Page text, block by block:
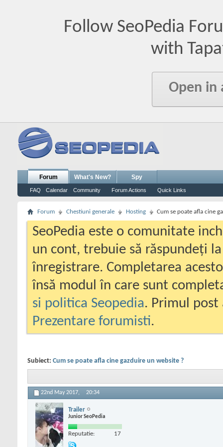
Follow SeoPedia
with
Open in
Forum
FAQ Calendar Community Forum Actions Quick Links
What's New? Spy
Forum Chestiuni generale Hosting Cum se poate afla cine
SeoPedia este o comunitate
un cont, trebuie să răspundeți
înregistrare. Completarea
însă modul în care sunt
si politica Seopedia. Primul
Prezentare forumisti.
Subiect: Cum se poate afla cine gazduire un website ?
22nd May 2017, 20:34
Trailer
Junior SeoPedia
Reputatie: 17